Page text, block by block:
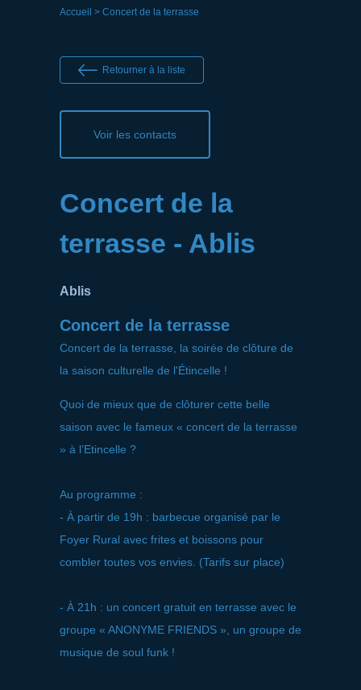
Accueil > Concert de la terrasse
Retourner à la liste
Voir les contacts
Concert de la
terrasse - Ablis
Ablis
Concert de la terrasse
Concert de la terrasse, la soirée de clôture de
la saison culturelle de l'Étincelle !
Quoi de mieux que de clôturer cette belle
saison avec le fameux « concert de la terrasse
» à l’Etincelle ?
Au programme :
- À partir de 19h : barbecue organisé par le
Foyer Rural avec frites et boissons pour
combler toutes vos envies. (Tarifs sur place)
- À 21h : un concert gratuit en terrasse avec le
groupe « ANONYME FRIENDS », un groupe de
musique de soul funk !